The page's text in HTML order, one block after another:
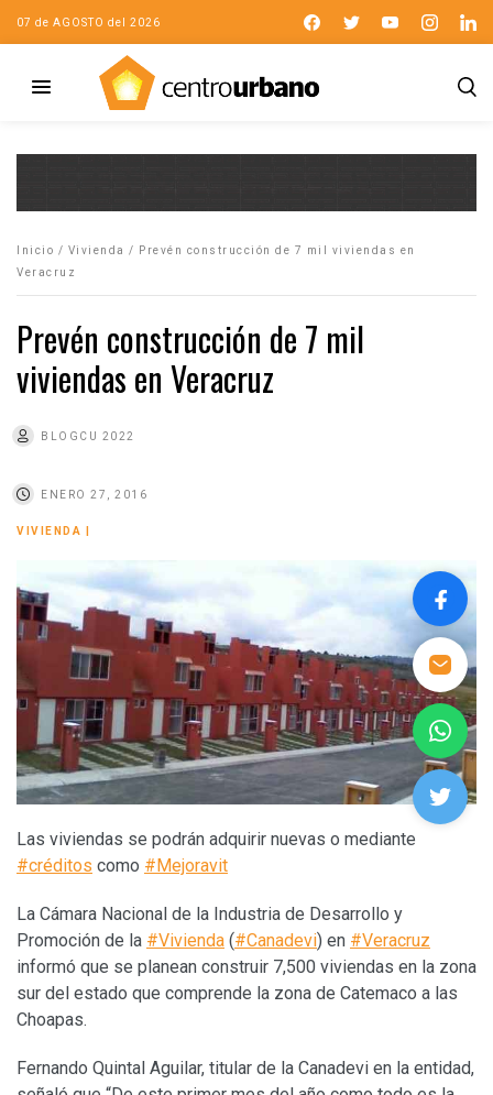
07 de AGOSTO del 2026
Inicio / Vivienda /
Prevén construcción de 7 mil viviendas en
Veracruz
Prevén construcción de 7 mil
viviendas en Veracruz
BLOGCU 2022
ENERO 27, 2016
VIVIENDA
Las viviendas se podrán adquirir nuevas o mediante
#créditos como #Mejoravit
La Cámara Nacional de la Industria de Desarrollo y
Promoción de la #Vivienda (#Canadevi) en #Veracruz
informó que se planean construir 7,500 viviendas en la zona
sur del estado que comprende la zona de Catemaco a las
Choapas.
Fernando Quintal Aguilar, titular de la Canadevi en la entidad,